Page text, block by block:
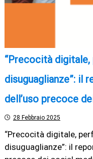
“Precocità
disuguaglianze”: il
dell’uso precoce
28 Febbraio 2025
“Precocità digitale,
disuguaglianze”: il